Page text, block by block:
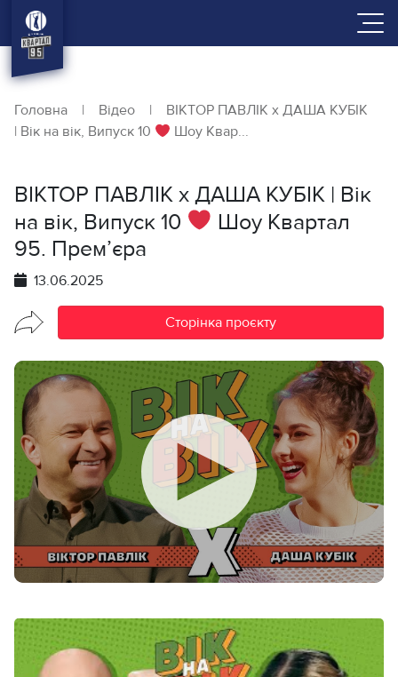
Головна | Відео |
ВІКТОР ПАВЛІК х ДАША КУБІК
| Вік на вік, Випуск 10
Шоу Квар...
ВІКТОР ПАВЛІК х ДАША КУБІК | Вік
на вік, Випуск 10
Шоу Квартал
95. Прем’єра
13.06.2025
Сторінка проєкту